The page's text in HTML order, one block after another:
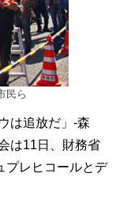
民ら
は追放だ」-森
は11日、財務省
プレヒコールとデ